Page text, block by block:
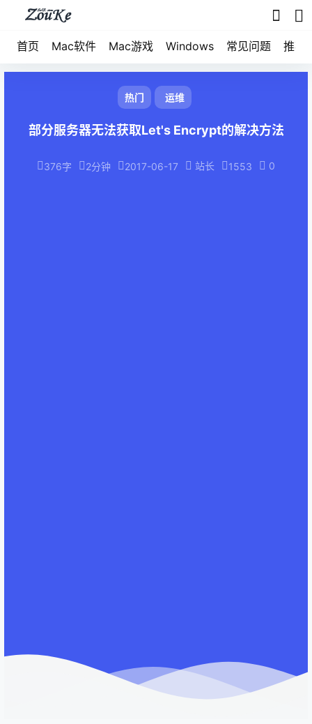
首页 Mac软件 Mac游戏 Windows 常见问题 推荐
热门 运维
部分服务器无法获取Let's Encrypt的解决方法
376字 2分钟 2017-06-17 站长 1553 0